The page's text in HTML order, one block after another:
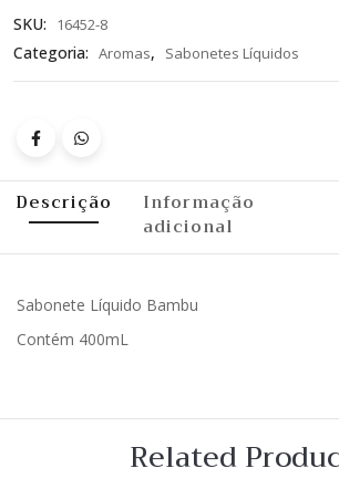
SKU: 16452-8
Categoria: Aromas, Sabonetes Líquidos
Descrição
Informação
adicional
Sabonete Líquido Bambu
Contém 400mL
Related